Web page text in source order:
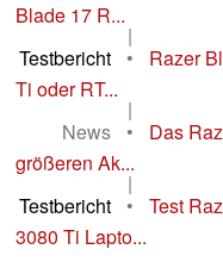
Blade 17 R...
|
Testbericht
•
Razer
Ti oder RT...
|
News
•
Das
größeren Ak...
|
Testbericht
•
Test
3080 Ti Lapto...